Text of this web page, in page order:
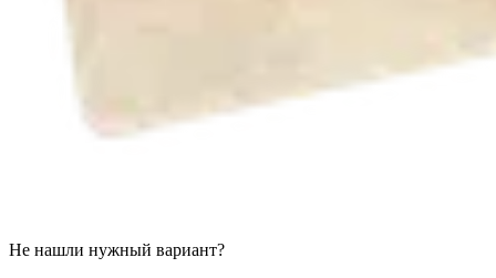
Не нашли нужный вариант?